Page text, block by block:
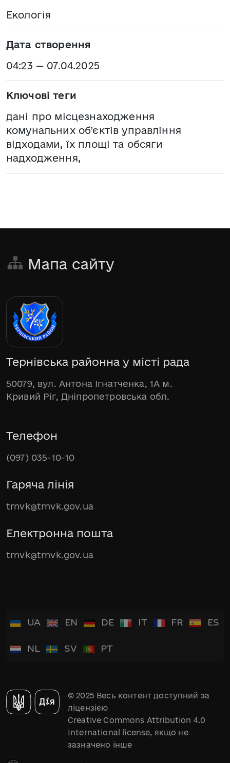
Екологія
Дата створення
04:23 — 07.04.2025
Ключові теги
дані про місцезнаходження
комунальних об’єктів управління
відходами, їх площі та обсяги
надходження,
Мапа сайту
Тернівська районна у місті рада
50079, вул. Антона Ігнатченка, 1А м.
Кривий Ріг, Дніпропетровська обл.
Телефон
(097) 035-10-10
Гаряча лінія
trnvk@trnvk.gov.ua
Електронна пошта
trnvk@trnvk.gov.ua
UA EN DE IT FR ES
NL SV PT
© 2025 Весь контент доступний за
ліцензією
Creative Commons Attribution 4.0
International license, якщо не
зазначено інше